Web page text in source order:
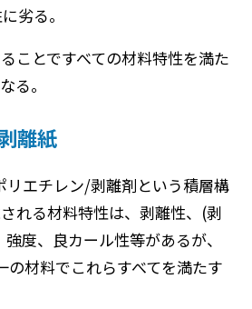
劣る。
ことですべての材料特性を満た
る。
離紙
リエチレン/剥離剤という積層構
れる材料特性は、剥離性、(剥
度、良カール性等があるが、
の材料でこれらすべてを満たす